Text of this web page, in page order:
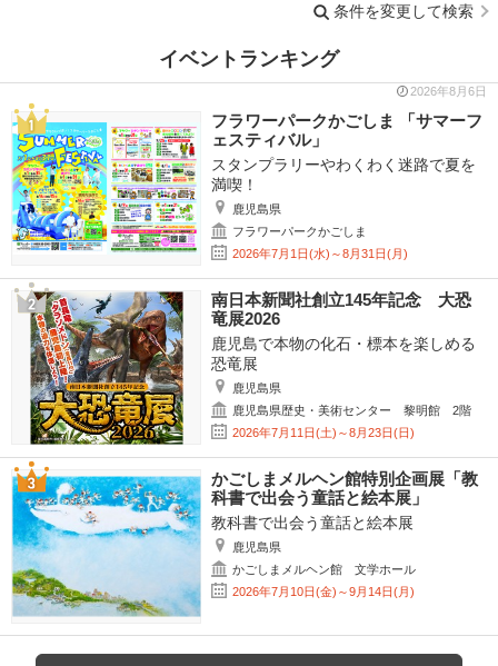
条件を変更して検索
イベントランキング
2026年8月6日
フラワーパークかごしま 「サマーフ
ェスティバル」
スタンプラリーやわくわく迷路で夏を
満喫！
鹿児島県
フラワーパークかごしま
2026年7月1日(水)～8月31日(月)
南日本新聞社創立145年記念 大恐
竜展2026
鹿児島で本物の化石・標本を楽しめる
恐竜展
鹿児島県
鹿児島県歴史・美術センター 黎明館 2階
2026年7月11日(土)～8月23日(日)
かごしまメルヘン館特別企画展「教
科書で出会う童話と絵本展」
教科書で出会う童話と絵本展
鹿児島県
かごしまメルヘン館 文学ホール
2026年7月10日(金)～9月14日(月)